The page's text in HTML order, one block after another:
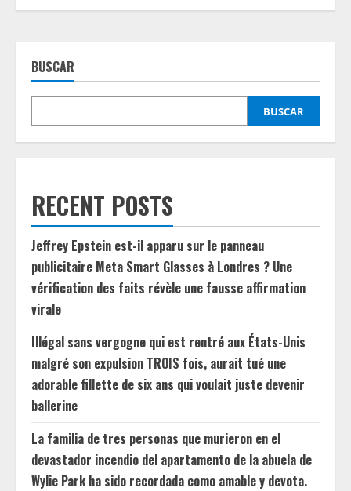
BUSCAR
BUSCAR
RECENT POSTS
Jeffrey Epstein est-il apparu sur le panneau
publicitaire Meta Smart Glasses à Londres ? Une
vérification des faits révèle une fausse affirmation
virale
Illégal sans vergogne qui est rentré aux États-Unis
malgré son expulsion TROIS fois, aurait tué une
adorable fillette de six ans qui voulait juste devenir
ballerine
La familia de tres personas que murieron en el
devastador incendio del apartamento de la abuela de
Wylie Park ha sido recordada como amable y devota.